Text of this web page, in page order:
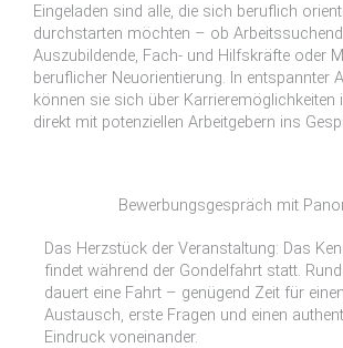
Eingeladen sind alle, die sich beruflich
durchstarten möchten – ob
Auszubildende, Fach- und Hilfskräfte oder
beruflicher Neuorientierung. In entspannter
können sie sich über Karrieremöglichkeiten
direkt mit potenziellen Arbeitgebern ins
Bewerbungsgespräch mit
Das Herzstück der Veranstaltung: Das
findet während der Gondelfahrt statt.
dauert eine Fahrt – genügend Zeit für
Austausch, erste Fragen und einen
Eindruck voneinander.